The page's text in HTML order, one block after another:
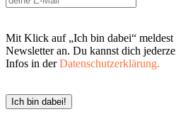
Mit Klick auf „Ich bin dabei“ meldest
Newsletter an. Du kannst dich
Infos in derDatenschutzerklärung.
Ich bin dabei!